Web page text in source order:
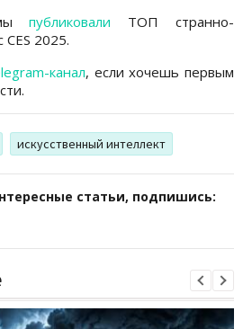
мыпубликовали ТОП странно-
2025.
канал, если хочешь первым
искусственный интеллект
статьи, подпишись: